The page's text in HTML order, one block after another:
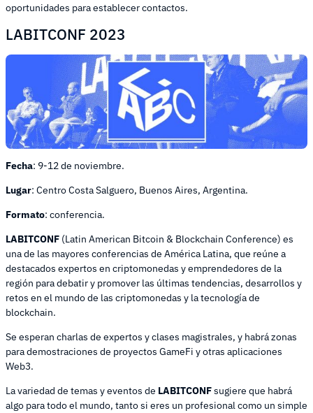
oportunidades para establecer contactos.
LABITCONF 2023
Fecha: 9-12 de noviembre.
Lugar: Centro Costa Salguero, Buenos Aires, Argentina.
Formato: conferencia.
LABITCONF (Latin American Bitcoin & Blockchain Conference) es
una de las mayores conferencias de América Latina, que reúne a
destacados expertos en criptomonedas y emprendedores de la
región para debatir y promover las últimas tendencias, desarrollos y
retos en el mundo de las criptomonedas y la tecnología de
blockchain.
Se esperan charlas de expertos y clases magistrales, y habrá zonas
para demostraciones de proyectos GameFi y otras aplicaciones
Web3.
La variedad de temas y eventos de LABITCONFsugiere que habrá
algo para todo el mundo, tanto si eres un profesional como un simple